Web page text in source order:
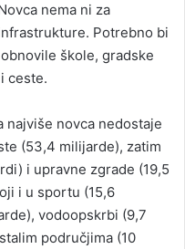
nema ni za
Potrebno bi
škole, gradske
ceste.
najviše novca nedostaje
(53,4 milijarde), zatim
i upravne zgrade (19,5
i u sportu (15,6
vodoopskrbi (9,7
područjima (10